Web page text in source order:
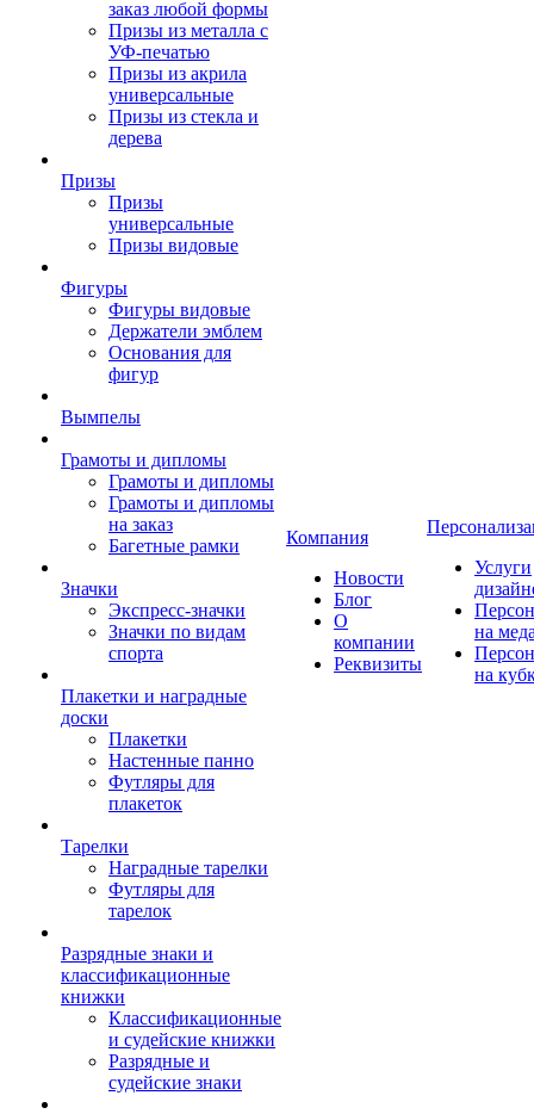
заказ любой формы
Призы из металла с
УФ-печатью
Призы из акрила
универсальные
Призы из стекла и
дерева
Призы
Призы
универсальные
Призы видовые
Фигуры
Фигуры видовые
Держатели эмблем
Основания для
фигур
Вымпелы
Грамоты и дипломы
Грамоты и дипломы
Грамоты и дипломы
на заказ
Багетные рамки
Значки
Экспресс-значки
Значки по видам
спорта
Плакетки и наградные
доски
Плакетки
Настенные панно
Футляры для
плакеток
Тарелки
Наградные тарелки
Футляры для
тарелок
Разрядные знаки и
классификационные
книжки
Классификационные
и судейские книжки
Разрядные и
судейские знаки
Компания
Новости
Блог
О
компании
Реквизиты
Услуги
на
на